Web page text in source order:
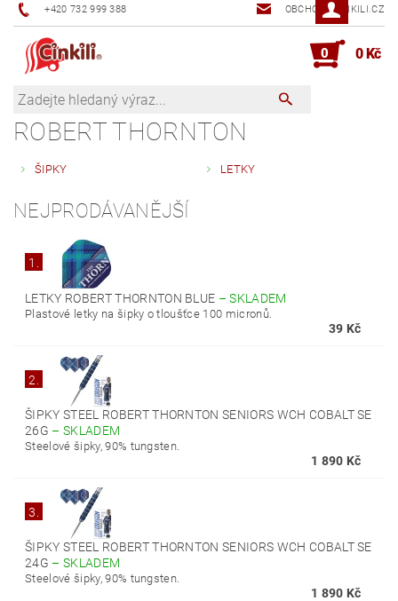
+420 732 999 388 OBCHOD@CINKILI.CZ
0 0 Kč
ROBERT THORNTON
ŠIPKY LETKY
NEJPRODÁVANĚJŠÍ
1.
LETKY ROBERT THORNTON BLUE –SKLADEM
Plastové letky na šipky o tloušťce 100 micronů.
39 Kč
2.
ŠIPKY STEEL ROBERT THORNTON SENIORS WCH COBALT SE
26G –SKLADEM
Steelové šipky, 90% tungsten.
1 890 Kč
3.
ŠIPKY STEEL ROBERT THORNTON SENIORS WCH COBALT SE
24G –SKLADEM
Steelové šipky, 90% tungsten.
1 890 Kč